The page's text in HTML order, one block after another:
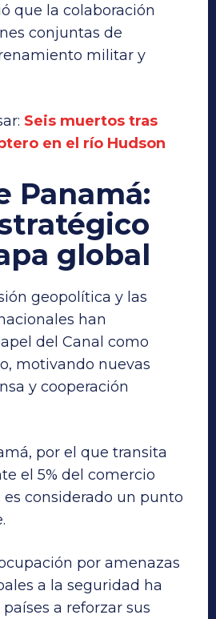
que la colaboración
conjuntas de
militar y
Seis muertos tras
en el río Hudson
Panamá:
global
geopolítica y las
han
del Canal como
motivando nuevas
y cooperación
por el que transita
el 5% del comercio
considerado un punto
por amenazas
a la seguridad ha
países a reforzar sus